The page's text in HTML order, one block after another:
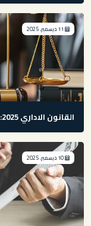
القانون الاداري 2025: دليلك لفهم القوانين الحديثة بسهولة